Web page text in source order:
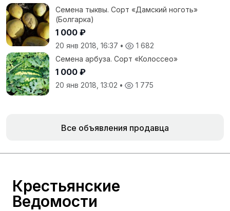
Семена тыквы. Сорт «Дамский ноготь»
(Болгарка)
1 000 ₽
20 янв 2018, 16:37 •
1 682
Семена арбуза. Сорт «Колоссео»
1 000 ₽
20 янв 2018, 13:02 • 1 775
Все объявления продавца
Крестьянские
Ведомости